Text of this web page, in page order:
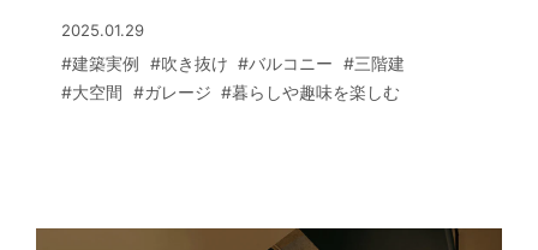
らに2階には専用バルコニーで外気浴も
楽しめるサウナルームも設置。リゾート
感に満ちた心豊かな家時間を満喫されて
を透明化したプランにありました。 1階
にインナーガレージと洗面・浴室を配
だ間取りになっています。透明ガラスの
2025.01.29
#建築実例 #吹き抜け #バルコニー #三階建
#大空間 #ガレージ #暮らしや趣味を楽しむ